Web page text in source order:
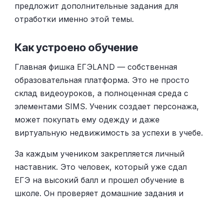
предложит дополнительные задания для
отработки именно этой темы.
Как устроено обучение
Главная фишка ЕГЭLAND — собственная
образовательная платформа. Это не просто
склад видеоуроков, а полноценная среда с
элементами SIMS. Ученик создает персонажа,
может покупать ему одежду и даже
виртуальную недвижимость за успехи в учебе.
За каждым учеником закрепляется личный
наставник. Это человек, который уже сдал
ЕГЭ на высокий балл и прошел обучение в
школе. Он проверяет домашние задания и